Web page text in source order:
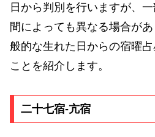
日から判別を行いますが、
間によっても異なる場合が
般的な生れた日からの宿曜
ことを紹介します。
二十七宿-亢宿